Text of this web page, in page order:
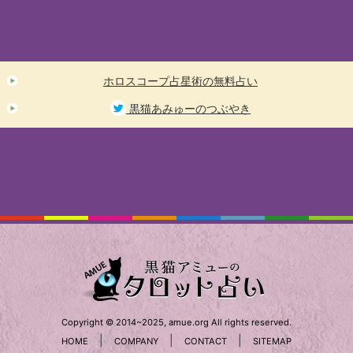
ホロスコープ占星術の無料占い
黒猫あみゅーのつぶやき
Copyright © 2014~2025, amue.org All rights reserved.
HOME
| COMPANY CONTACT SITEMAP